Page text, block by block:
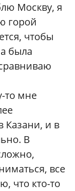
Москву, я
горой
чтобы
была
то мне
Казани, и в
В
все
что кто-то